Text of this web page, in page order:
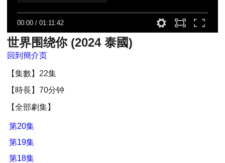
00:00 /01:11:42
世界围绕你 (2024 泰國)
回到簡介页
【集數】22集
【時長】70分钟
【全部劇集】
第20集
第19集
第18集